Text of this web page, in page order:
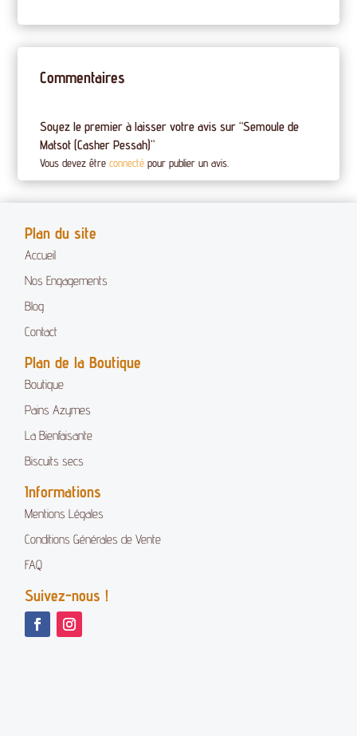
Commentaires
Soyez le premier à laisser votre avis sur “Semoule de
Matsot (Casher Pessah)”
Vous devez êtreconnecté pour publier un avis.
Plan du site
Accueil
Nos Engagements
Blog
Contact
Plan de la Boutique
Boutique
Pains Azymes
La Bienfaisante
Biscuits secs
Informations
Mentions Légales
Conditions Générales de Vente
FAQ
Suivez-nous !